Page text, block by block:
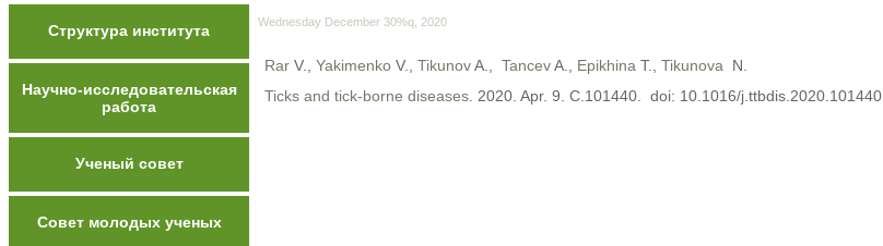
Структура института
Научно-исследовательская
работа
Ученый совет
Совет молодых ученых
Wednesday December 30%q, 2020
Rar V., Yakimenko V., TikunovA., TancevA., Epikhina T., Tikunova N.
Ticks and tick-borne diseases . 2020. Apr. 9. С.101440. doi: 10.1016/j.ttbdis.2020.101440